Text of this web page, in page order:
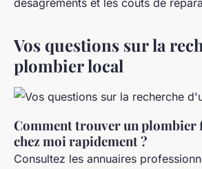
désagréments et les coûts de
Vos questions sur la
plombier local
Comment trouver un plombier
chez moi rapidement ?
Consultez les annuaires